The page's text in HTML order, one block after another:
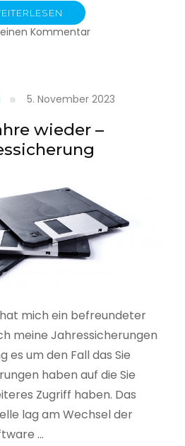
Kommentarzu
5. November 2023
wieder –
mich ein befreundeter
meine Jahressicherungen
es um den Fall das Sie
haben auf die Sie
Zugriff haben. Das
lag am Wechsel der
…